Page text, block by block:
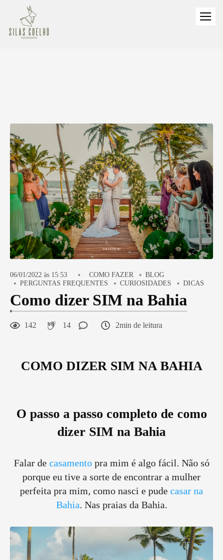
06/01/2022 às 15:53 COMO FAZER
BLOG
PERGUNTAS FREQUENTES
CURIOSIDADES DICAS
Como dizer SIM na Bahia
142 14 2min de leitura
COMO DIZER SIM NA BAHIA
O passo a passo completo de como
dizer SIM na Bahia
Falar de casamentopra mim é algo fácil. Não só
porque eu tive a sorte de encontrar a mulher
perfeita pra mim, como nasci e pude casar na
Bahia. Nas praias da Bahia.